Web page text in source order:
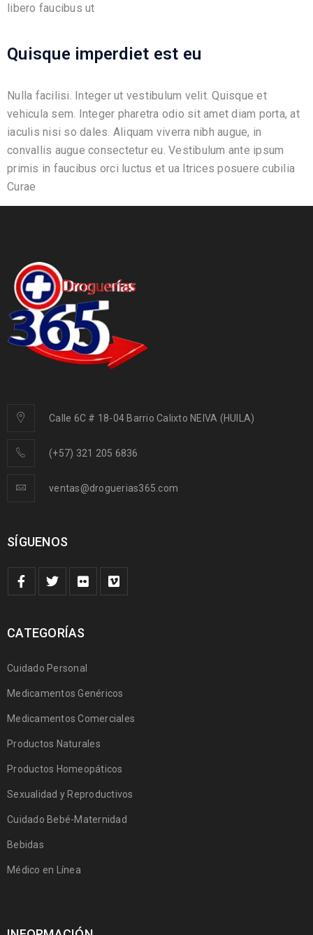
libero faucibus ut
Quisque imperdiet est eu
Nulla facilisi. Integer ut vestibulum velit. Quisque et
vehicula sem. Integer pharetra odio sit amet diam porta, at
iaculis nisi so dales. Aliquam viverra nibh augue, in
convallis augue consectetur eu. Vestibulum ante ipsum
primis in faucibus orci luctus et ua ltrices posuere cubilia
Curae
Calle 6C # 18-04 Barrio Calixto NEIVA (HUILA)
(+57) 321 205 6836
ventas@droguerias365.com
SÍGUENOS
CATEGORÍAS
Cuidado Personal
Medicamentos Genéricos
Medicamentos Comerciales
Productos Naturales
Productos Homeopáticos
Sexualidad y Reproductivos
Cuidado Bebé-Maternidad
Bebidas
Médico en Línea